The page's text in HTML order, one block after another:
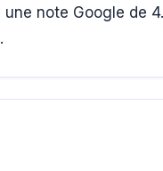
note Google de